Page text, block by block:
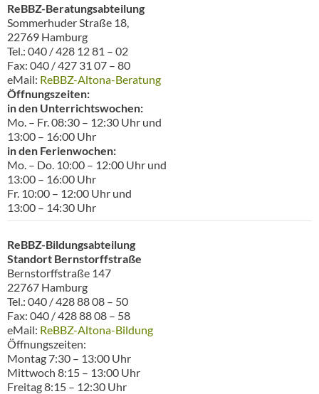
ReBBZ-Beratungsabteilung
Sommerhuder Straße 18,
22769 Hamburg
Tel.: 040 / 428 12 81 – 02
Fax: 040 / 427 31 07 – 80
eMail: ReBBZ-Altona-Beratung
Öffnungszeiten:
in den Unterrichtswochen:
Mo. – Fr. 08:30 – 12:30 Uhr und
13:00 – 16:00 Uhr
in den Ferienwochen:
Mo. – Do. 10:00 – 12:00 Uhr und
13:00 – 16:00 Uhr
Fr. 10:00 – 12:00 Uhr und
13:00 – 14:30 Uhr
ReBBZ-Bildungsabteilung
Standort Bernstorffstraße
Bernstorffstraße 147
22767 Hamburg
Tel.: 040 / 428 88 08 – 50
Fax: 040 / 428 88 08 – 58
eMail: ReBBZ-Altona-Bildung
Öffnungszeiten:
Montag 7:30 – 13:00 Uhr
Mittwoch 8:15 – 13:00 Uhr
Freitag 8:15 – 12:30 Uhr